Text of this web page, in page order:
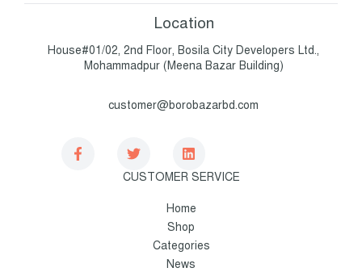
Location
House#01/02, 2nd Floor, Bosila City Developers Ltd.,
Mohammadpur (Meena Bazar Building)
customer@borobazarbd.com
CUSTOMER SERVICE
Home
Shop
Categories
News